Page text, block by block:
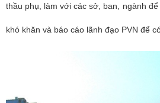
thầu phụ, làm với các sở, ban, ngành
khó khăn và báo cáo lãnh đạo PVN để